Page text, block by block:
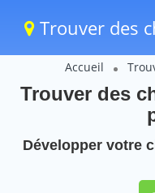
Trouver des
Accueil
Trouver des
Développer votre